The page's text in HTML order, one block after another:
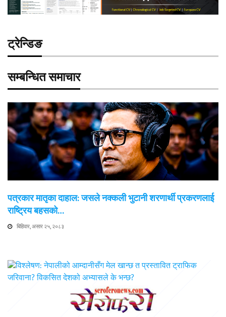
ट्रेन्डिङ
सम्बन्धित समाचार
पत्रकार मातृका दाहाल: जसले नक्कली भुटानी शरणार्थी प्रकरणलाई
राष्ट्रिय बहसको…
बिहिवार, असार २५, २०८३